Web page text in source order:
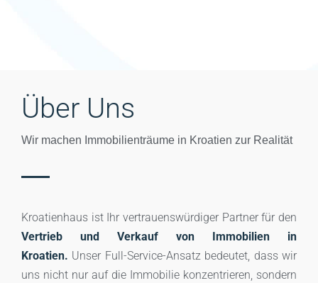
Über Uns
Wir machen Immobilienträume in Kroatien zur Realität
Kroatienhaus ist Ihr vertrauenswürdiger Partner für den
Vertrieb und Verkauf von Immobilien in
Kroatien. Unser Full-Service-Ansatz bedeutet, dass wir
uns nicht nur auf die Immobilie konzentrieren, sondern